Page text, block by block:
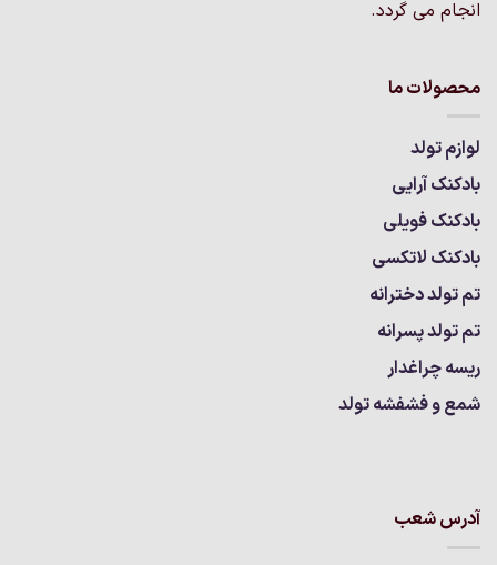
انجام می گردد.
محصولات ما
لوازم تولد
بادکنک آرایی
بادکنک فویلی
بادکنک لاتکسی
تم تولد دخترانه
تم تولد پسرانه
ریسه چراغدار
شمع و فشفشه تولد
آدرس شعب